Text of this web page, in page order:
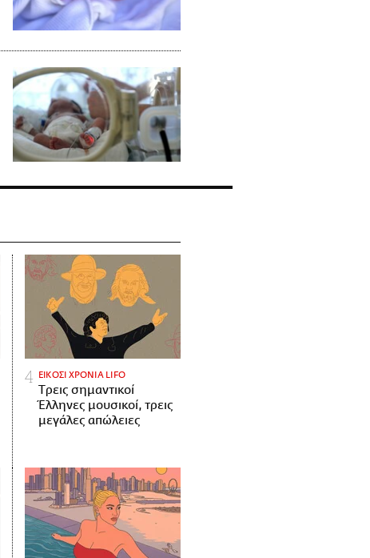
ΕΙΚΟΣΙ ΧΡΟΝΙΑ LIFO
Tρεις σημαντικοί
Έλληνες μουσικοί, τρεις
μεγάλες απώλειες